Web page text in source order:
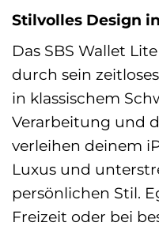
Stilvolles Design
Das SBS Wallet
durch sein
in klassischem
Verarbeitung und
verleihen deinem
Luxus und
persönlichen Stil.
Freizeit oder bei